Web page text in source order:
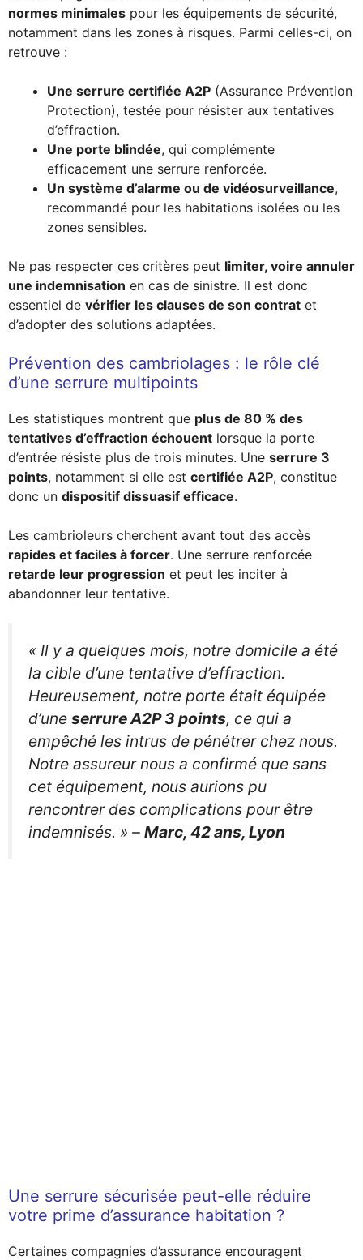
normes minimales pour les équipements de sécurité,
notamment dans les zones à risques. Parmi celles-ci, on
retrouve :
Une serrure certifiée A2P (Assurance Prévention
Protection), testée pour résister aux tentatives
d’effraction.
Une porte blindée, qui complémente
efficacement une serrure renforcée.
Un système d’alarme ou de vidéosurveillance,
recommandé pour les habitations isolées ou les
zones sensibles.
Ne pas respecter ces critères peut limiter, voire annuler
une indemnisation en cas de sinistre. Il est donc
essentiel de vérifier les clauses de son contrat et
d’adopter des solutions adaptées.
Prévention des cambriolages : le rôle clé
d’une serrure multipoints
Les statistiques montrent que plus de 80 % des
tentatives d’effraction échouent lorsque la porte
d’entrée résiste plus de trois minutes. Une serrure 3
points, notamment si elle est certifiée A2P, constitue
donc un dispositif dissuasif efficace.
Les cambrioleurs cherchent avant tout des accès
rapides et faciles à forcer. Une serrure renforcée
retarde leur progression et peut les inciter à
abandonner leur tentative.
« Il y a quelques mois, notre domicile a été
la cible d’une tentative d’effraction.
Heureusement, notre porte était équipée
d’une serrure A2P 3 points, ce qui a
empêché les intrus de pénétrer chez nous.
Notre assureur nous a confirmé que sans
cet équipement, nous aurions pu
rencontrer des complications pour être
indemnisés. » – Marc, 42 ans, Lyon
Une serrure sécurisée peut-elle réduire
votre prime d’assurance habitation ?
Certaines compagnies d’assurance encouragent